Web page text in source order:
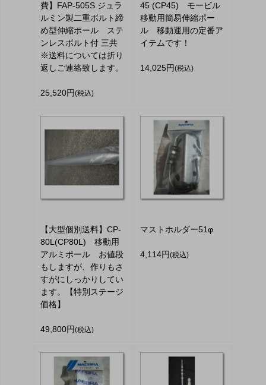
費】FAP-505S ジュラ
ルミン製二重ボルト締
め型伸縮ポール ステ
ンレスボルト付 三共
※送料については折り
返しご連絡致します。
25,520円(税込)
45 (CP45) モービル
移動用簡易伸縮ポー
ル 移動運用の定番ア
イテムです！
14,025円(税込)
【大型個別送料】CP-
80L(CP80L) 移動用
アルミポール お値段
もしますが、作りもさ
すがにしっかりしてい
ます。【特別ステージ
価格】
49,800円(税込)
マストホルダー51φ
4,114円(税込)